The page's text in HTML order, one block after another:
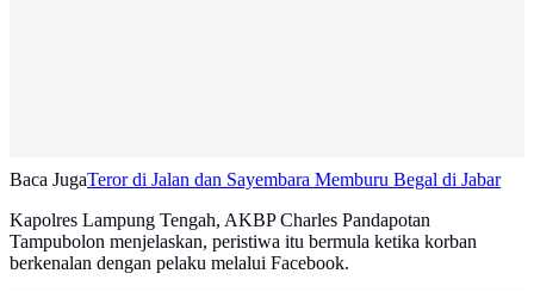
Baca JugaTeror di Jalan dan Sayembara Memburu Begal di Jabar
Kapolres Lampung Tengah, AKBP Charles Pandapotan
Tampubolon menjelaskan, peristiwa itu bermula ketika korban
berkenalan dengan pelaku melalui Facebook.